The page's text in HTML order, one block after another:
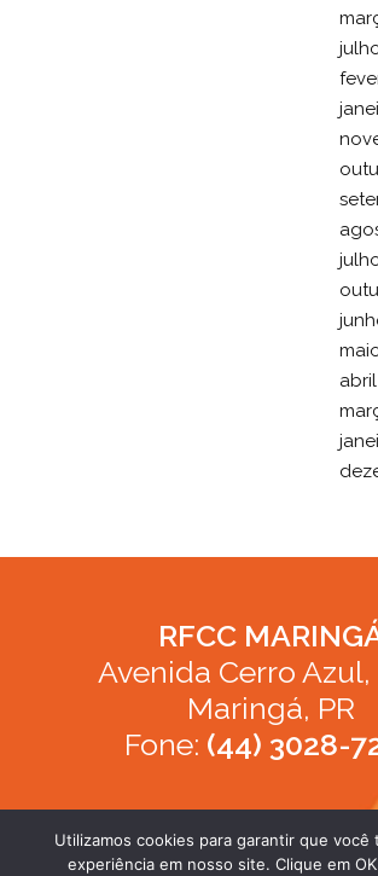
RFCC
Avenida Cerro Azul,
Maringá, PR
Fone: (44) 3028-
Utilizamos cookies para garantir que você
experiência em nosso site. Clique em